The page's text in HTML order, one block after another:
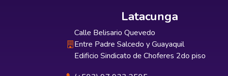
Latacunga
Calle Belisario Quevedo
Entre Padre Salcedo y Guayaquil
Edificio Sindicato de Choferes 2do piso